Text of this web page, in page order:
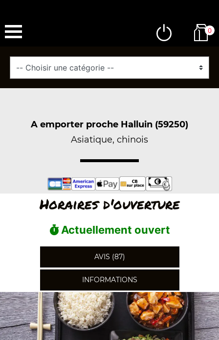
0
A emporter proche Halluin (59250)
Asiatique, chinois
Horaires d'ouverture
Actuellement ouvert
AVIS (87)
INFORMATIONS